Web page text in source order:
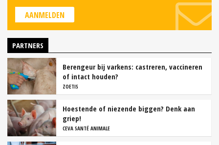
AANMELDEN
PARTNERS
Berengeur bij varkens: castreren, vaccineren
of intact houden?
ZOETIS
Hoestende of niezende biggen? Denk aan
griep!
CEVA SANTÉ ANIMALE